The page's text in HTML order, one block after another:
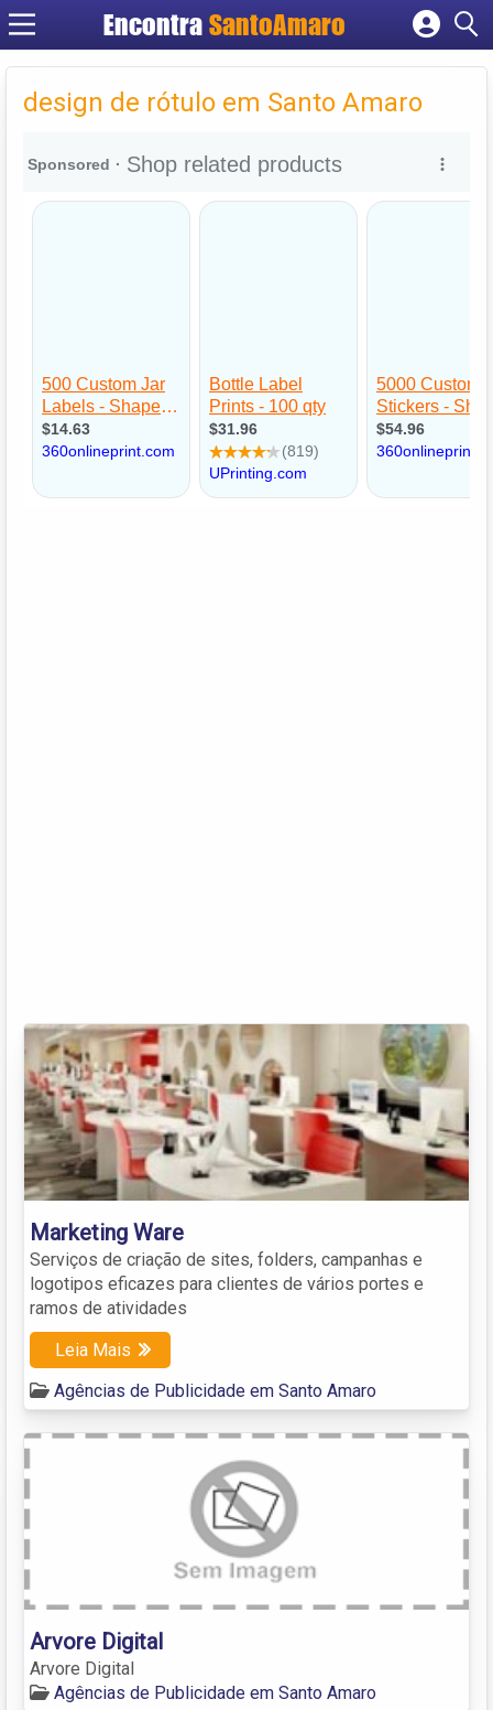
Encontra SantoAmaro
Cadastrar empresa
Criar conta
design de rótulo em Santo Amaro
Marketing Ware
Serviços de criação de sites, folders, campanhas e
logotipos eficazes para clientes de vários portes e
ramos de atividades
Leia Mais
Agências de Publicidade em Santo Amaro
Arvore Digital
Arvore Digital
Agências de Publicidade em Santo Amaro